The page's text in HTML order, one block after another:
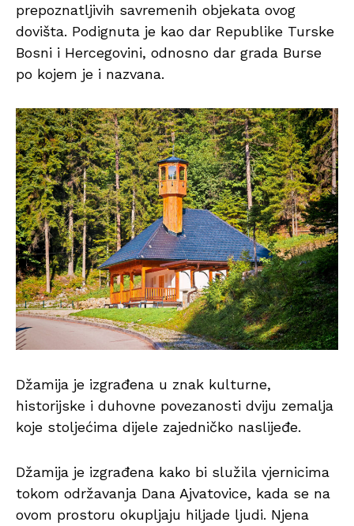
prepoznatljivih savremenih objekata ovog
dovišta. Podignuta je kao dar Republike Turske
Bosni i Hercegovini, odnosno dar grada Burse
po kojem je i nazvana.
Džamija je izgrađena u znak kulturne,
historijske i duhovne povezanosti dviju zemalja
koje stoljećima dijele zajedničko naslijeđe.
Džamija je izgrađena kako bi služila vjernicima
tokom održavanja Dana Ajvatovice, kada se na
ovom prostoru okupljaju hiljade ljudi. Njena